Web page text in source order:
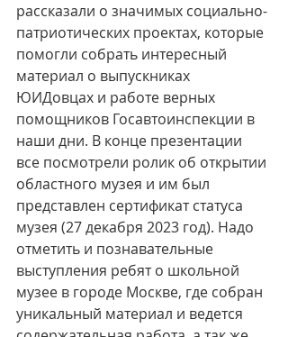
рассказали о значимых социально-
патриотических проектах, которые
помогли собрать интересный
материал о выпускниках
ЮИДовцах и работе верных
помощников Госавтоинспекции в
наши дни. В конце презентации
все посмотрели ролик об открытии
областного музея и им был
представлен сертификат статуса
музея (27 декабря 2023 год). Надо
отметить и познавательные
выступления ребят о школьной
музее в городе Москве, где собран
уникальный материал и ведется